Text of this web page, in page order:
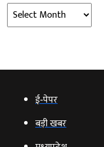
Archives
ई‑पेपर
बड़ी खबर